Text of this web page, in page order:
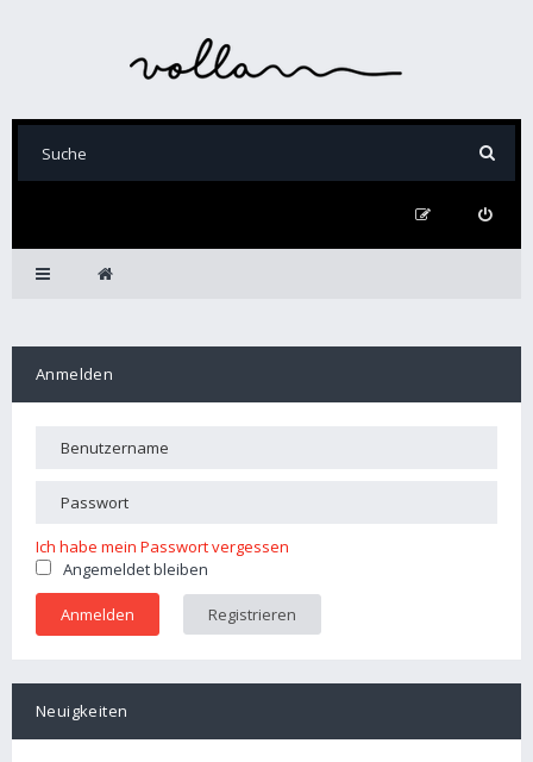
Anmelden
Ich habe mein Passwort vergessen
Angemeldet bleiben
Registrieren
Neuigkeiten